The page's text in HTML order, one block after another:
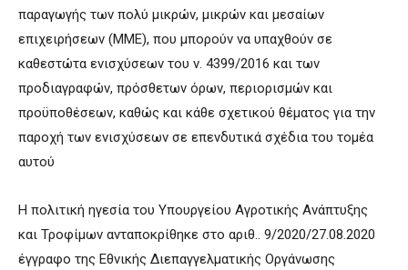
παραγωγής των πολύ μικρών, μικρών και μεσαίων
επιχειρήσεων (ΜΜΕ), που μπορούν να υπαχθούν σε
καθεστώτα ενισχύσεων του ν. 4399/2016 και των
προδιαγραφών, πρόσθετων όρων, περιορισμών και
προϋποθέσεων, καθώς και κάθε σχετικού θέματος για την
παροχή των ενισχύσεων σε επενδυτικά σχέδια του τομέα
αυτού
Η πολιτική ηγεσία του Υπουργείου Αγροτικής Ανάπτυξης
και Τροφίμων ανταποκρίθηκε στο αριθ.. 9/2020/27.08.2020
έγγραφο της Εθνικής Διεπαγγελματικής Οργάνωσης